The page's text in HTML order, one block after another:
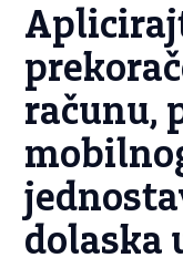
računu,
dolaska